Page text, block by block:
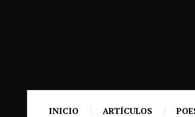
INICIO ARTÍCULOS